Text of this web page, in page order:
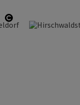
Copyright öffnen